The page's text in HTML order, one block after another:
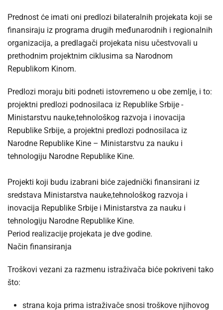
Prednost će imati oni predlozi bilateralnih projekata koji se
finansiraju iz programa drugih međunarodnih i regionalnih
organizacija, a predlagači projekata nisu učestvovali u
prethodnim projektnim ciklusima sa Narodnom
Republikom Kinom.
Predlozi moraju biti podneti istovremeno u obe zemlje, i to:
projektni predlozi podnosilaca iz Republike Srbije -
Ministarstvu nauke,tehnološkog razvoja i inovacija
Republike Srbije, a projektni predlozi podnosilaca iz
Narodne Republike Kine – Ministarstvu za nauku i
tehnologiju Narodne Republike Kine.
Projekti koji budu izabrani biće zajednički finansirani iz
sredstava Ministarstva nauke,tehnološkog razvoja i
inovacija Republike Srbije i Ministarstva za nauku i
tehnologiju Narodne Republike Kine.
Period realizacije projekata je dve godine.
Način finansiranja
Troškovi vezani za razmenu istraživača biće pokriveni tako
što:
strana koja prima istraživače snosi troškove njihovog